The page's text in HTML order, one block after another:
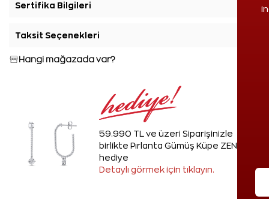
Sertifika Bilgileri
Taksit Seçenekleri
Hangi mağazada var?
59.990 TL ve üzeri Siparişinizle
birlikte Pırlanta Gümüş Küpe ZEN'den
hediye
Detaylı görmek için tıklayın.